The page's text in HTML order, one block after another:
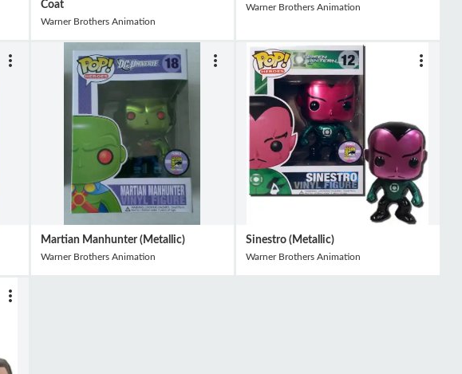
Coat
Warner Brothers Animation
Warner Brothers Animation
Martian Manhunter (Metallic)
Warner Brothers Animation
Sinestro (Metallic)
Warner Brothers Animation